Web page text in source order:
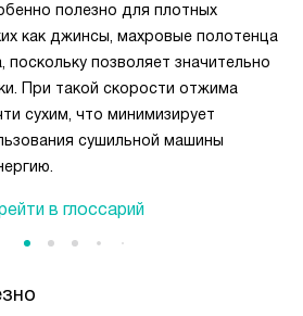
полезно для плотных
как джинсы, махровые полотенца
позволяет значительно
При такой скорости отжима
сухим, что минимизирует
сушильной машины
в глоссарий